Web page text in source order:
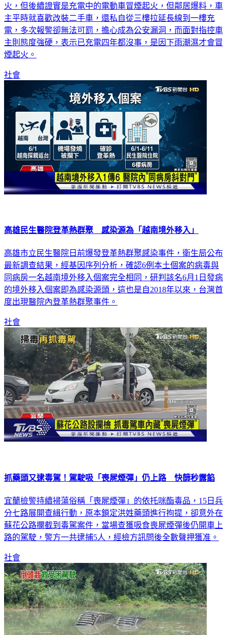
火，但後續證實是充電中的電動車冒煙起火，但鄰居爆料，車
主平時就喜歡改裝二手車，還私自從三樓拉延長線到一樓充
電，多次報警卻無法可罰，擔心成為公安漏洞，而面對指控車
主則態度強硬，表示已充電四年都沒事，是因下雨潮濕才會冒
煙起火。
社會
高雄民生醫院登革熱群聚 感染源為「越南境外移入」
高雄市立民生醫院日前爆發登革熱群聚感染事件，衛生局公布
最新調查結果，經基因序列分析，確認6例本土個案的病毒與
同病房一名越南境外移入個案完全相同，研判該名6月1日發病
的境外移入個案即為感染源頭，這也是自2018年以來，台灣首
度出現醫院內登革熱群聚事件。
社會
抓藥頭又逮毒駕！駕駛吸「喪屍煙彈」仍上路 快篩秒露餡
宜蘭檢警持續掃蕩俗稱「喪屍煙彈」的依托咪酯毒品，15日兵
分七路展開查緝行動，原本鎖定洪姓藥頭進行拘提，卻意外在
蘇花公路攔截到毒駕案件，當場查獲吸食喪屍煙彈後仍開車上
路的駕駛，警方一共逮捕5人，經檢方訊問後全數聲押獲准。
社會